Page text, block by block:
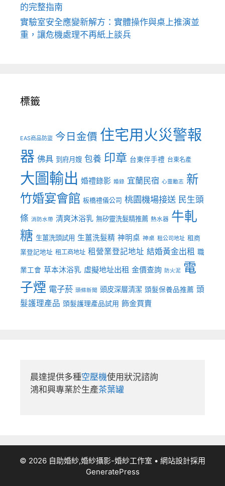
的完整指南
實驗室安全應變新解方：實體操作與桌上推演並
重，讓危機處理不再紙上談兵
標籤
EAS商品防盜 今日金價 住宅用火災警報
器 佛具 到府月嫂 包養 印章 台東伴手禮 台東名產
大圖輸出 婚禮錄影 婚錄 宜蘭民宿 心靈勵志 新
竹婚宴會館 板橋禮儀公司 桃園機場接送 民生頭
條 消防水帶 清爽沐浴乳 無矽靈洗髮精推薦 熱水器 牛軋
糖 生薑洗頭試用 生薑洗髮精 神明桌 神桌 租公司地址 租商
業登記地址 租工商地址 租營業登記地址 結婚黃金出租 職
業工會 草本沐浴乳 虛擬地址出租 金價查詢 防火泥
電
子煙 電子菸 頭條新聞 頭皮深層清潔 頭髮保養品推薦 頭
髮護理產品 頭髮護理產品試用 飾金買賣
晨達提供多種空壓機使用狀況諮詢
鴻和興專業於生產茶葉罐
© 2026 自助婚紗,婚紗攝影-婚紗工作室 • 網站設計採用
GeneratePress